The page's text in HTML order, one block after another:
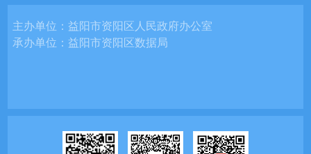
主办单位：益阳市资阳区人民政府办公室
承办单位：益阳市资阳区数据局